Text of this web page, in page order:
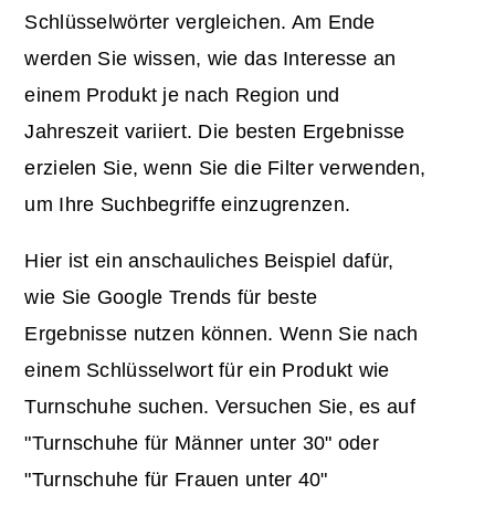
Schlüsselwörter vergleichen. Am Ende
werden Sie wissen, wie das Interesse an
einem Produkt je nach Region und
Jahreszeit variiert. Die besten Ergebnisse
erzielen Sie, wenn Sie die Filter verwenden,
um Ihre Suchbegriffe einzugrenzen.
Hier ist ein anschauliches Beispiel dafür,
wie Sie Google Trends für beste
Ergebnisse nutzen können. Wenn Sie nach
einem Schlüsselwort für ein Produkt wie
Turnschuhe suchen. Versuchen Sie, es auf
"Turnschuhe für Männer unter 30" oder
"Turnschuhe für Frauen unter 40"